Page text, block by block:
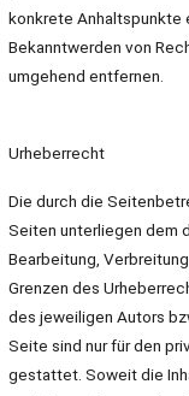
konkrete Anhaltspunkte
Bekanntwerden von
umgehend entfernen.
Urheberrecht
Die durch die
Seiten unterliegen dem
Bearbeitung,
Grenzen des
des jeweiligen Autors
Seite sind nur für den
gestattet. Soweit die